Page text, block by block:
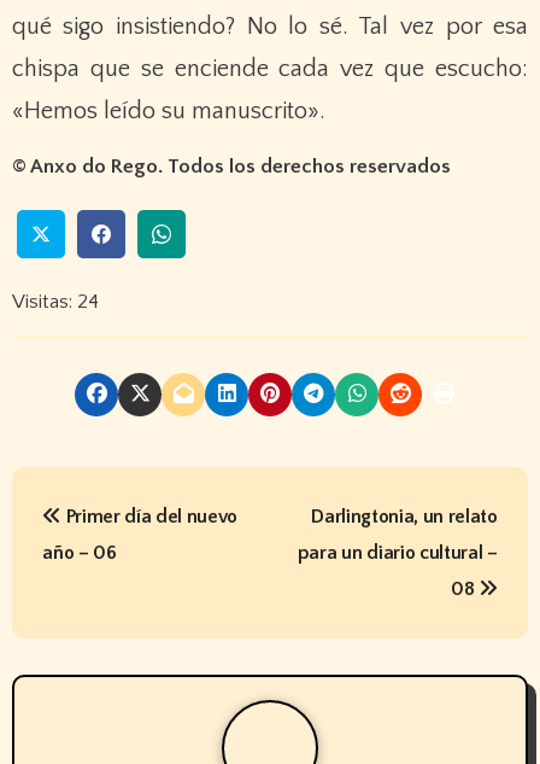
qué sigo insistiendo? No lo sé. Tal vez por esa
chispa que se enciende cada vez que escucho:
«Hemos leído su manuscrito».
© Anxo do Rego. Todos los derechos reservados
Visitas: 24
N
e
g
Primer día del nuevo
año – 06
Darlingtonia, un relato
para un diario cultural –
08